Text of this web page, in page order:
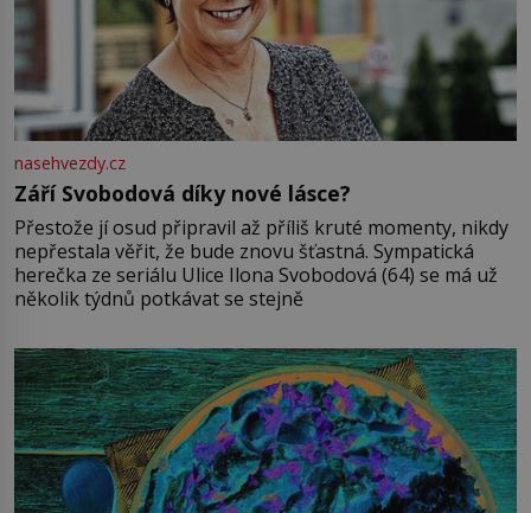
nasehvezdy.cz
Září Svobodová díky nové lásce?
Přestože jí osud připravil až příliš kruté momenty, nikdy
nepřestala věřit, že bude znovu šťastná. Sympatická
herečka ze seriálu Ulice Ilona Svobodová (64) se má už
několik týdnů potkávat se stejně